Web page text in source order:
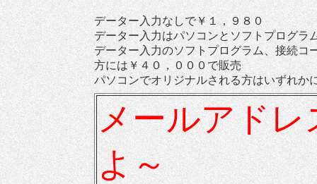
データー入力なしで￥１，９８０
データー入力はパソコンとソフトプログラ
データー入力のソフトプログラム、接続コ
方には￥４０，０００で販売
パソコンでオリジナルされる方はいずれか
メールアド
よ～